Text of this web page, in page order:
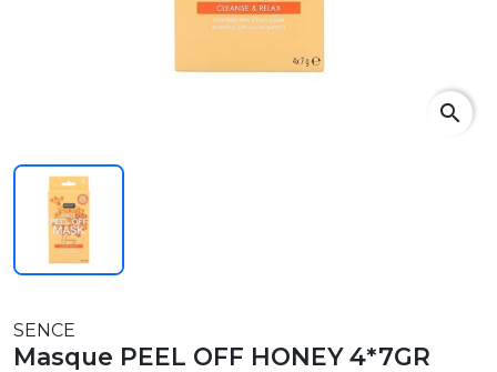
search
SENCE
Masque PEEL OFF HONEY 4*7GR